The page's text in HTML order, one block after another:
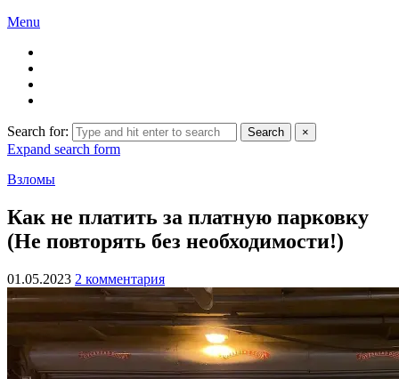
Menu
Search for: Search ×
Expand search form
Взломы
Как не платить за платную парковку
(Не повторять без необходимости!)
01.05.2023 2 комментария